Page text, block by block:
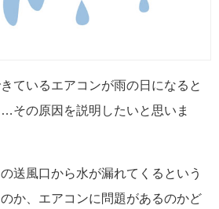
ているエアコンが雨の日になると
その原因を説明したいと思いま
送風口から水が漏れてくるという
か、エアコンに問題があるのかど